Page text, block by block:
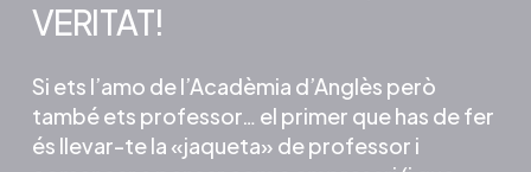
VERITAT!
Si ets l’amo de l’Acadèmia d’Anglès però
també ets professor… el primer que has de fer
és llevar-te la «jaqueta» de professor i